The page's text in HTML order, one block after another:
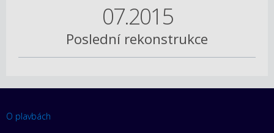
07.2015
Poslední rekonstrukce
O plavbách